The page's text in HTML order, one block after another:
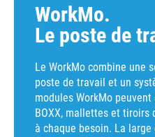
WorkMo.
Le poste de
Le WorkMo combine une
poste de travail et un
modules WorkMo
BOXX, mallettes et tiroirs
à chaque besoin. La large